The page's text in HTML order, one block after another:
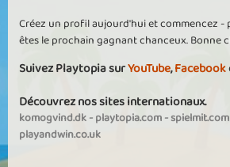
Créez un profil aujourd'hui et commencez -
êtes le prochain gagnant chanceux. Bonne
Suivez Playtopia surYouTube,Facebook
Découvrez nos sites internationaux.
komogvind.dk-playtopia.com-spielmit.com
playandwin.co.uk